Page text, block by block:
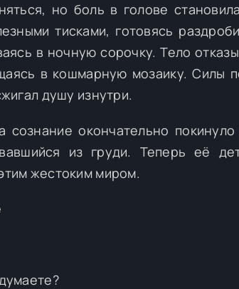
но боль в голове
тисками, готовясь
в ночную сорочку. Тело
в кошмарную мозаику. Силы
душу изнутри.
сознание окончательно
из груди. Теперь её
жестоким миром.